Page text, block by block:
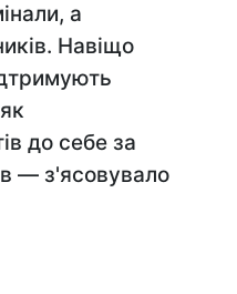
а
Навіщо
до себе за
— з'ясовувало